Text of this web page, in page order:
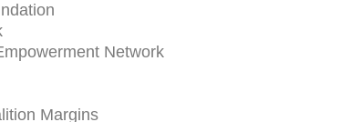
Network
Margins